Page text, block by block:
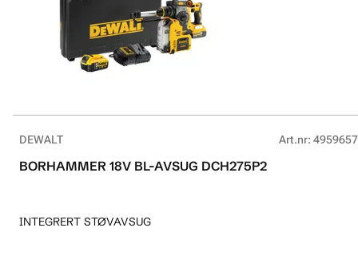
DEWALT Art.nr:
BORHAMMER 18V BL-AVSUG DCH275P2
INTEGRERT STØVAVSUG